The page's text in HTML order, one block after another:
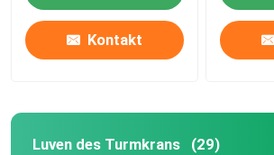
Kontakt
Luven des Turmkrans (29)